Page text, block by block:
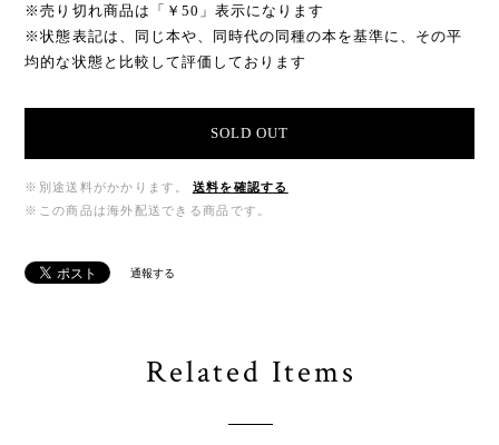
※売り切れ商品は「￥50」表示になります
※状態表記は、同じ本や、同時代の同種の本を基準に、その平
均的な状態と比較して評価しております
SOLD OUT
※別途送料がかかります。
送料を確認する
※この商品は海外配送できる商品です。
通報する
Related Items